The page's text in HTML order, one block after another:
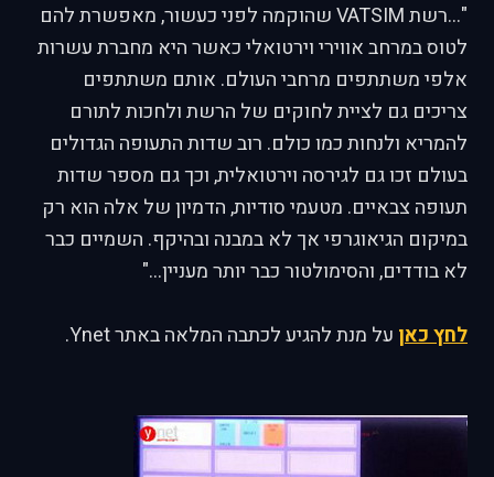
"...רשת VATSIM שהוקמה לפני כעשור, מאפשרת להם
לטוס במרחב אווירי וירטואלי כאשר היא מחברת עשרות
אלפי משתתפים מרחבי העולם. אותם משתתפים
צריכים גם לציית לחוקים של הרשת ולחכות לתורם
להמריא ולנחות כמו כולם. רוב שדות התעופה הגדולים
בעולם זכו גם לגירסה וירטואלית, וכך גם מספר שדות
תעופה צבאיים. מטעמי סודיות, הדמיון של אלה הוא רק
במיקום הגיאוגרפי אך לא במבנה ובהיקף. השמיים כבר
לא בודדים, והסימולטור כבר יותר מעניין..."
לחץ כאן על מנת להגיע לכתבה המלאה באתר Ynet.